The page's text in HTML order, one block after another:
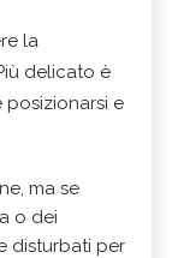
la
delicato è
e
ma se
o dei
disturbati per